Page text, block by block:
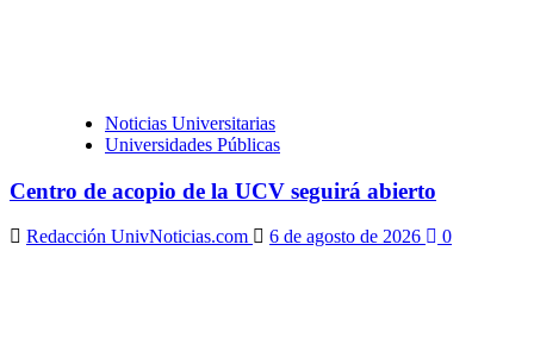
Noticias Universitarias
Universidades Públicas
Centro de acopio de la UCV seguirá abierto
Redacción UnivNoticias.com 6 de agosto de 2026 0